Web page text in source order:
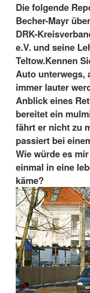
Die folgende
Becher-Mayr
DRK-
e.V. und seine
Teltow.Kennen
Auto unterwegs,
immer lauter
Anblick eines
bereitet ein
fährt er nicht zu
passiert bei
Wie würde es
einmal in eine
käme?